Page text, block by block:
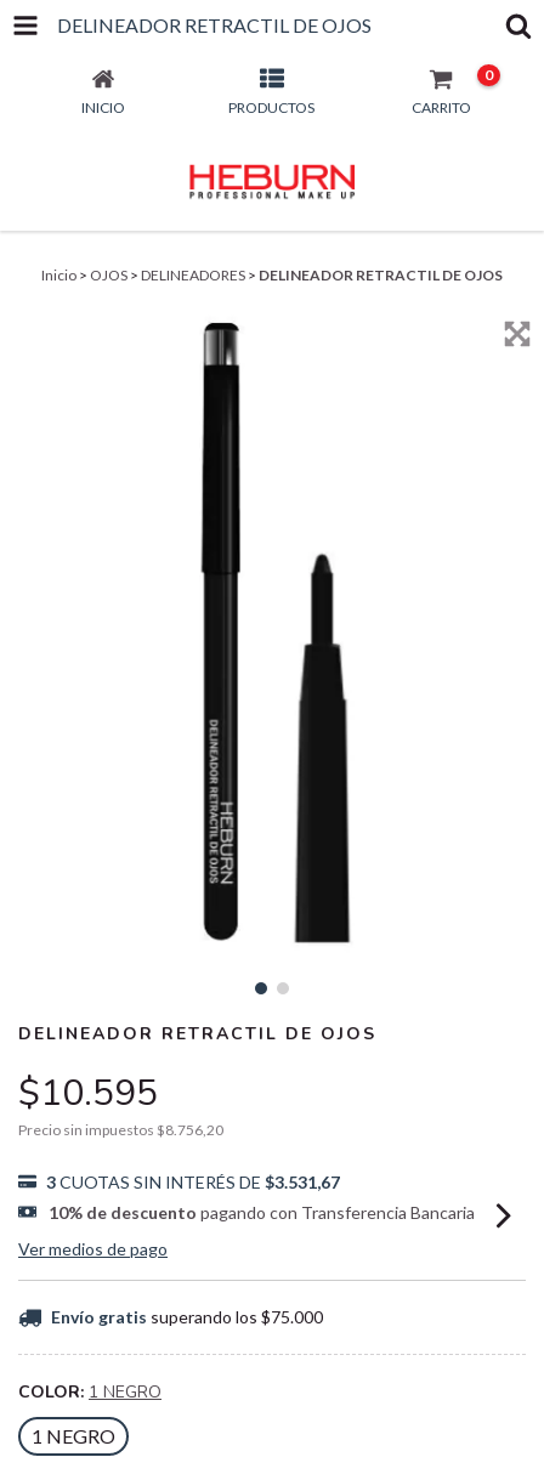
DELINEADOR RETRACTIL DE OJOS
INICIO PRODUCTOS CARRITO
0
Inicio > OJOS > DELINEADORES > DELINEADOR RETRACTIL DE OJOS
DELINEADOR RETRACTIL DE OJOS
$10.595
Precio sin impuestos $8.756,20
3CUOTAS SIN INTERÉS DE $3.531,67
10% de descuento pagando con Transferencia Bancaria
Ver medios de pago
Envío gratis superando los $75.000
COLOR: 1 NEGRO
1 NEGRO